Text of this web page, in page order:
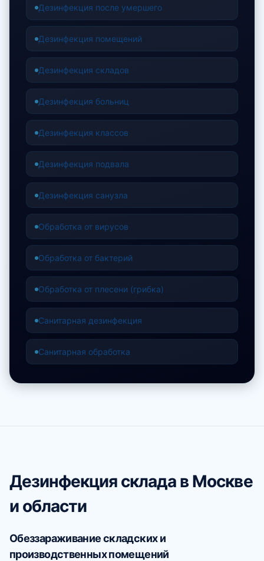
Дезинфекция после умершего
Дезинфекция помещений
Дезинфекция складов
Дезинфекция больниц
Дезинфекция классов
Дезинфекция подвала
Дезинфекция санузла
Обработка от вирусов
Обработка от бактерий
Обработка от плесени (грибка)
Санитарная дезинфекция
Санитарная обработка
Дезинфекция склада в Москве
и области
Обеззараживание складских и
производственных помещений